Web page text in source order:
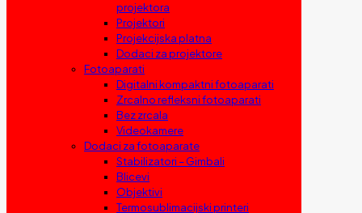
projektora
Projektori
Projekcijska platna
Dodaci za projektore
Fotoaparati
Digitalni kompaktni fotoaparati
Zrcalno refleksni fotoaparati
Bez zrcala
Videokamere
Dodaci za fotoaparate
Stabilizatori – Gimbali
Blicevi
Objektivi
Termosublimacijski printeri